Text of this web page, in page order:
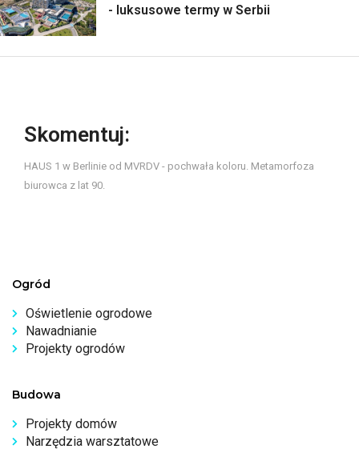
- luksusowe termy w Serbii
Skomentuj:
HAUS 1 w Berlinie od MVRDV - pochwała koloru. Metamorfoza
biurowca z lat 90.
Ogród
Oświetlenie ogrodowe
Nawadnianie
Projekty ogrodów
Budowa
Projekty domów
Narzędzia warsztatowe